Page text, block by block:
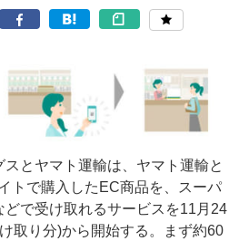
とヤマト運輸は、ヤマト運輸と
トで購入したEC商品を、スーパ
どで受け取れるサービスを11月24
取り分)から開始する。まず約60